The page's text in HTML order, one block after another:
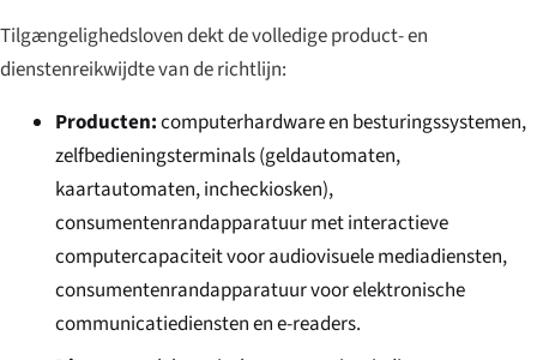
Tilgængelighedsloven dekt de volledige product- en
dienstenreikwijdte van de richtlijn:
Producten:computerhardware en besturingssystemen,
zelfbedieningsterminals (geldautomaten,
kaartautomaten, incheckiosken),
consumentenrandapparatuur met interactieve
computercapaciteit voor audiovisuele mediadiensten,
consumentenrandapparatuur voor elektronische
communicatiediensten en e-readers.